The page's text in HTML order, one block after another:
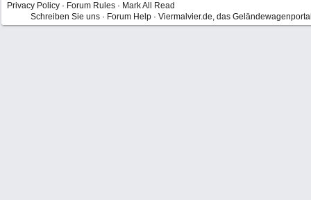
Privacy Policy · Forum Rules · Mark All Read
Schreiben Sie uns · Forum Help · Viermalvier.de, das